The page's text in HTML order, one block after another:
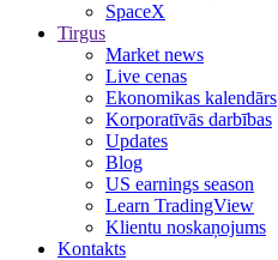
SpaceX
Tirgus
Market news
Live cenas
Ekonomikas kalendārs
Korporatīvās darbības
Updates
Blog
US earnings season
Learn TradingView
Klientu noskaņojums
Kontakts